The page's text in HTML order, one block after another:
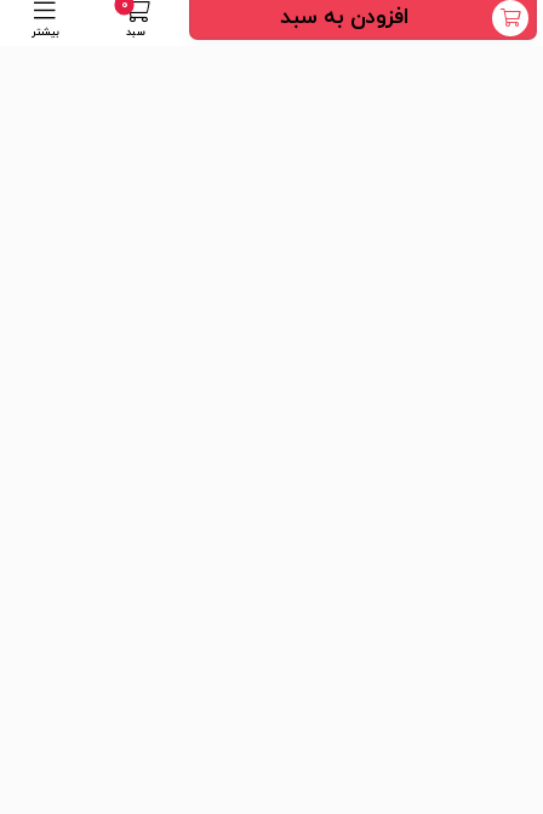
افزودن به سبد 0
سبد بیشتر حریم خصوصی